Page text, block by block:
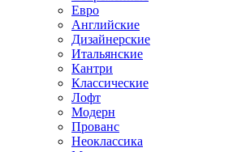
Евро
Английские
Дизайнерские
Итальянские
Кантри
Классические
Лофт
Модерн
Прованс
Неоклассика